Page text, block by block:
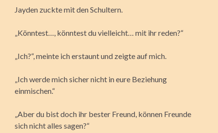
Jayden zuckte mit den Schultern.
„Könntest…, könntest du vielleicht… mit ihr reden?“
„Ich?“, meinte ich erstaunt und zeigte auf mich.
„Ich werde mich sicher nicht in eure Beziehung
einmischen.“
„Aber du bist doch ihr bester Freund, können Freunde
sich nicht alles sagen?“